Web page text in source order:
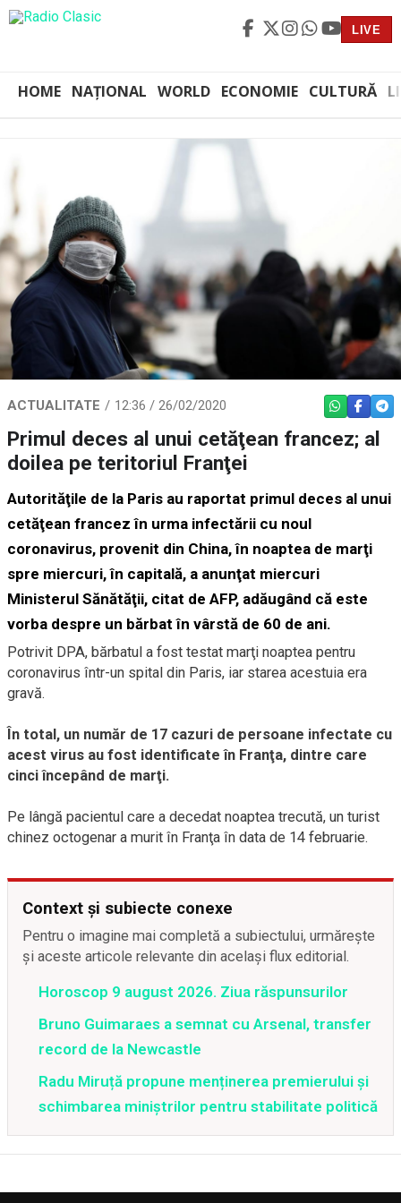
LIVE
HOME NAȚIONAL WORLD ECONOMIE CULTURĂ
ACTUALITATE 12:36 / 26/02/2020 WHATSAPP
Primul deces al unui cetăţean francez; al
doilea pe teritoriul Franţei
Autorităţile de la Paris au raportat primul deces al unui
cetăţean francez în urma infectării cu noul
coronavirus, provenit din China, în noaptea de marţi
spre miercuri, în capitală, a anunţat miercuri
Ministerul Sănătăţii, citat de AFP, adăugând că este
vorba despre un bărbat în vârstă de 60 de ani.
Potrivit DPA, bărbatul a fost testat marţi noaptea pentru
coronavirus într-un spital din Paris, iar starea acestuia era
gravă.
În total, un număr de 17 cazuri de persoane infectate cu
acest virus au fost identificate în Franţa, dintre care
cinci începând de marţi.
Pe lângă pacientul care a decedat noaptea trecută, un turist
chinez octogenar a murit în Franţa în data de 14 februarie.
Context și subiecte conexe
Pentru o imagine mai completă a subiectului, urmărește
și aceste articole relevante din același flux editorial.
Horoscop 9 august 2026. Ziua răspunsurilor
Bruno Guimaraes a semnat cu Arsenal, transfer
record de la Newcastle
Radu Miruță propune menținerea premierului și
schimbarea miniștrilor pentru stabilitate politică